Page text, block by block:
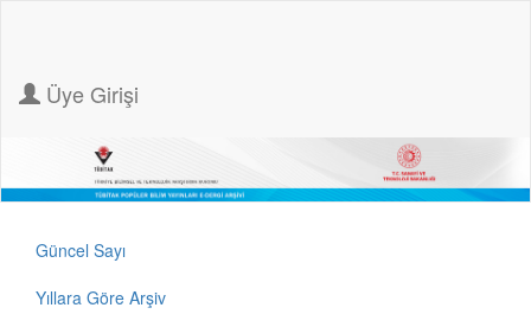
Üye Girişi
Güncel Sayı
Yıllara Göre Arşiv